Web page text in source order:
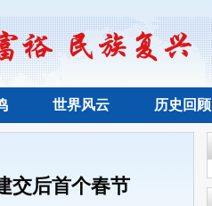
世界风云 历史回顾
交后首个春节